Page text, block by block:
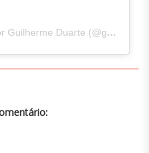
Uma publicação partilhada por Guilherme Duarte (@guilhermercd)